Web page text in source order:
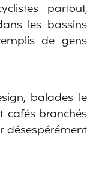
partout,
les bassins
de gens
balades le
cafés branchés
désespérément